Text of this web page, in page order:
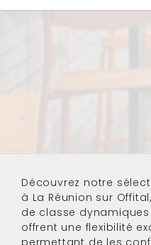
Découvrez notre
à La Réunion sur
de classe
offrent une flexibilité
permettant de les